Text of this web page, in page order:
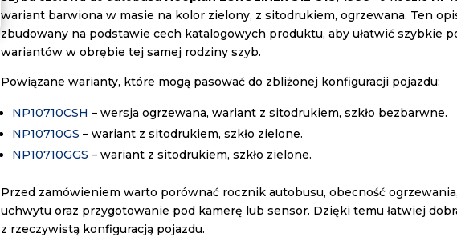
wariant barwiona w masie na kolor zielony, z sitodrukiem, ogrzewana. Ten
zbudowany na podstawie cech katalogowych produktu, aby ułatwić szybkie
wariantów w obrębie tej samej rodziny szyb.
Powiązane warianty, które mogą pasować do zbliżonej konfiguracji pojazdu:
NP10710CSH – wersja ogrzewana, wariant z sitodrukiem, szkło bezbarwne.
NP10710GS – wariant z sitodrukiem, szkło zielone.
NP10710GGS – wariant z sitodrukiem, szkło zielone.
Przed zamówieniem warto porównać rocznik autobusu, obecność
uchwytu oraz przygotowanie pod kamerę lub sensor. Dzięki temu łatwiej
z rzeczywistą konfiguracją pojazdu.